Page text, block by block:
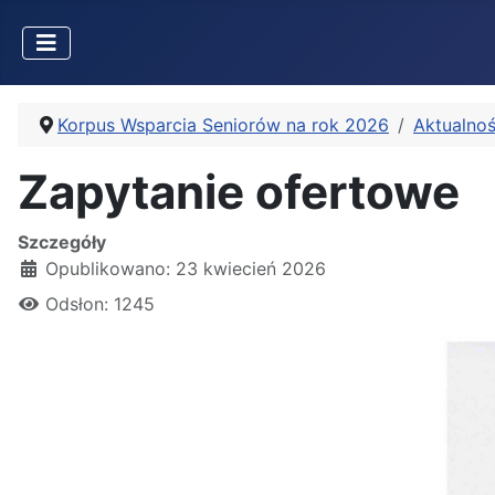
Korpus Wsparcia Seniorów na rok 2026
Zapytanie ofertowe
Szczegóły
Opublikowano: 23 kwiecień 2026
Odsłon: 1245